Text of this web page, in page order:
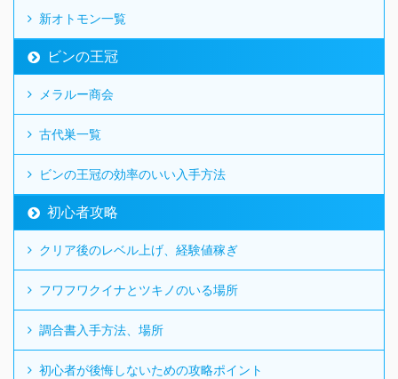
新オトモン一覧
ビンの王冠
メラルー商会
古代巣一覧
ビンの王冠の効率のいい入手方法
初心者攻略
クリア後のレベル上げ、経験値稼ぎ
フワフワクイナとツキノのいる場所
調合書入手方法、場所
初心者が後悔しないための攻略ポイント